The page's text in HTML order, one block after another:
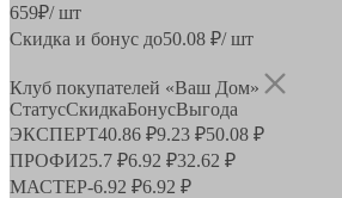
659₽/ шт
Скидка и бонус до50.08 ₽/ шт
Клуб покупателей «Ваш Дом»
СтатусСкидкаБонусВыгода
ЭКСПЕРТ40.86 ₽9.23 ₽50.08 ₽
ПРОФИ25.7 ₽6.92 ₽32.62 ₽
МАСТЕР-6.92 ₽6.92 ₽